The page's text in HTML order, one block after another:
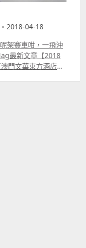
2018-04-18
架賽車咁，一飛沖
門文華東方酒店】